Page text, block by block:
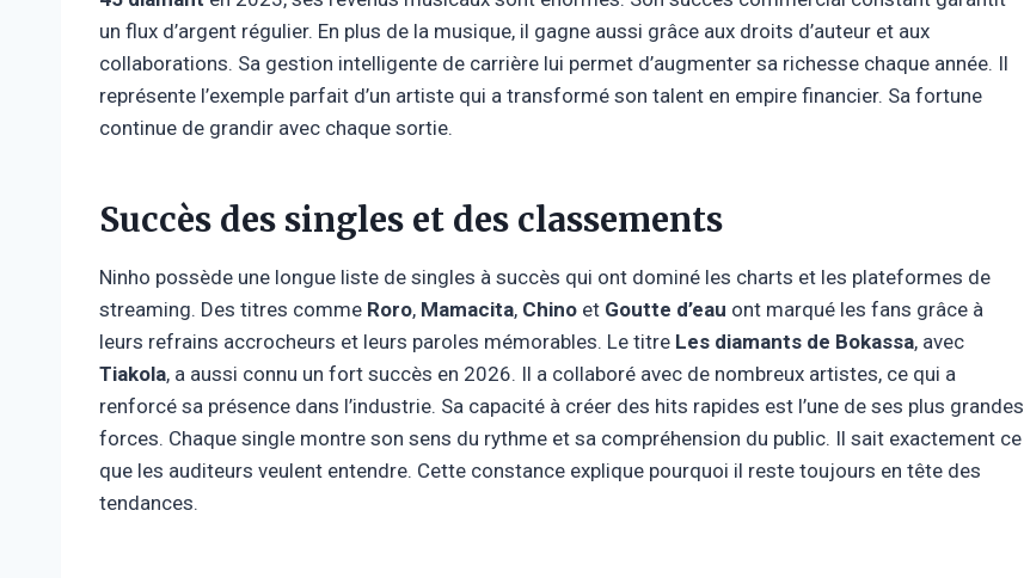
un flux d’argent régulier. En plus de la musique, il gagne aussi grâce aux droits d’auteur et aux
collaborations. Sa gestion intelligente de carrière lui permet d’augmenter sa richesse chaque année. Il
représente l’exemple parfait d’un artiste qui a transformé son talent en empire financier. Sa fortune
continue de grandir avec chaque sortie.
Succès des singles et des classements
Ninho possède une longue liste de singles à succès qui ont dominé les charts et les plateformes de
streaming. Des titres comme Roro, Mamacita, Chino et Goutte d’eau ont marqué les fans grâce à
leurs refrains accrocheurs et leurs paroles mémorables. Le titre Les diamants de Bokassa, avec
Tiakola, a aussi connu un fort succès en 2026. Il a collaboré avec de nombreux artistes, ce qui a
renforcé sa présence dans l’industrie. Sa capacité à créer des hits rapides est l’une de ses plus grandes
forces. Chaque single montre son sens du rythme et sa compréhension du public. Il sait exactement ce
que les auditeurs veulent entendre. Cette constance explique pourquoi il reste toujours en tête des
tendances.